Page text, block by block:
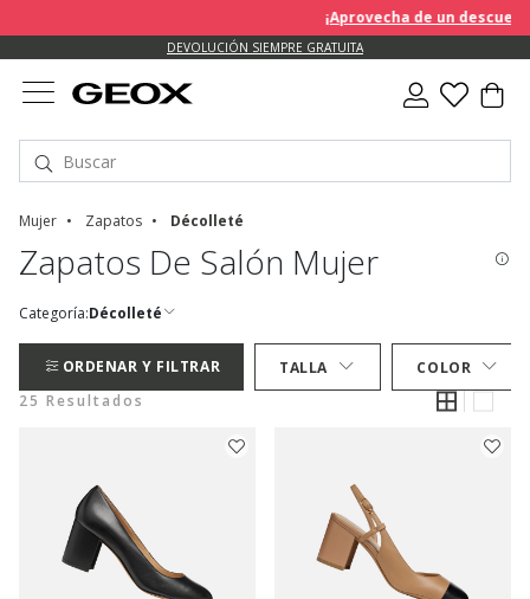
¡Aprovecha de un descuento
DEVOLUCIÓN SIEMPRE GRATUITA
Mujer Zapatos Décolleté
Zapatos De Salón Mujer
Categoría:Décolleté
ORDENAR Y FILTRAR TALLA
COLOR
25 Resultados